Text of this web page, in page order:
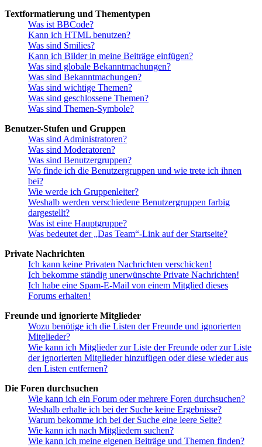
Textformatierung und Thementypen
Was ist BBCode?
Kann ich HTML benutzen?
Was sind Smilies?
Kann ich Bilder in meine Beiträge einfügen?
Was sind globale Bekanntmachungen?
Was sind Bekanntmachungen?
Was sind wichtige Themen?
Was sind geschlossene Themen?
Was sind Themen-Symbole?
Benutzer-Stufen und Gruppen
Was sind Administratoren?
Was sind Moderatoren?
Was sind Benutzergruppen?
Wo finde ich die Benutzergruppen und wie trete ich ihnen
bei?
Wie werde ich Gruppenleiter?
Weshalb werden verschiedene Benutzergruppen farbig
dargestellt?
Was ist eine Hauptgruppe?
Was bedeutet der „Das Team“-Link auf der Startseite?
Private Nachrichten
Ich kann keine Privaten Nachrichten verschicken!
Ich bekomme ständig unerwünschte Private Nachrichten!
Ich habe eine Spam-E-Mail von einem Mitglied dieses
Forums erhalten!
Freunde und ignorierte Mitglieder
Wozu benötige ich die Listen der Freunde und ignorierten
Mitglieder?
Wie kann ich Mitglieder zur Liste der Freunde oder zur Liste
der ignorierten Mitglieder hinzufügen oder diese wieder aus
den Listen entfernen?
Die Foren durchsuchen
Wie kann ich ein Forum oder mehrere Foren durchsuchen?
Weshalb erhalte ich bei der Suche keine Ergebnisse?
Warum bekomme ich bei der Suche eine leere Seite?
Wie kann ich nach Mitgliedern suchen?
Wie kann ich meine eigenen Beiträge und Themen finden?